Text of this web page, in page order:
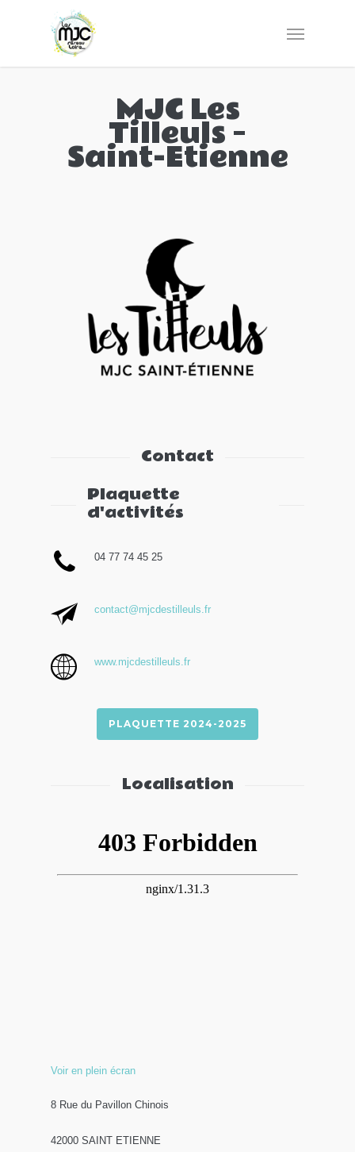
MJC Les
Tilleuls –
Saint-Etienne
Contact
Plaquette
d'activités
04 77 74 45 25
contact@mjcdestilleuls.fr
www.mjcdestilleuls.fr
PLAQUETTE 2024-2025
Localisation
Voir en plein écran
8 Rue du Pavillon Chinois
42000 SAINT ETIENNE